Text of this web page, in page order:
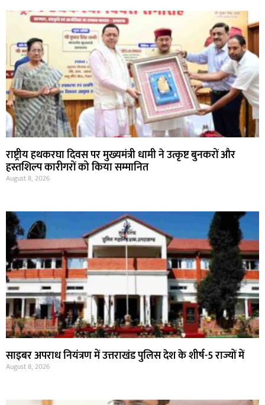
राष्ट्रीय हथकरघा दिवस पर मुख्यमंत्री धामी ने उत्कृष्ट बुनकरों और
हस्तशिल्प कारीगरों को किया सम्मानित
August 8, 2026
साइबर अपराध नियंत्रण में उत्तराखंड पुलिस देश के शीर्ष-5 राज्यों में
August 8, 2026